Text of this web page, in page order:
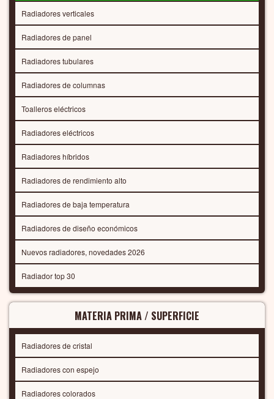
Radiadores verticales
Radiadores de panel
Radiadores tubulares
Radiadores de columnas
Toalleros eléctricos
Radiadores eléctricos
Radiadores híbridos
Radiadores de rendimiento alto
Radiadores de baja temperatura
Radiadores de diseño económicos
Nuevos radiadores, novedades 2026
Radiador top 30
MATERIA PRIMA / SUPERFICIE
Radiadores de cristal
Radiadores con espejo
Radiadores colorados